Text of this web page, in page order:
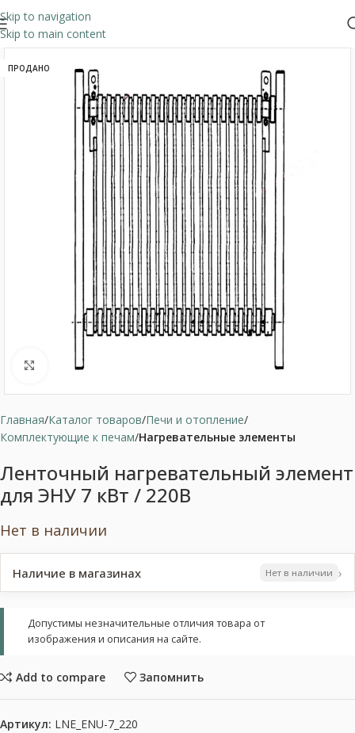
Skip to navigation
Skip to main content
ПРОДАНО
Нажмите, чтобы увеличить
Главная Каталог товаров Печи и отопление
Комплектующие к печам Нагревательные элементы
Ленточный нагревательный элемент
для ЭНУ 7 кВт / 220В
Нет в наличии
Наличие в магазинах Нет в наличии ›
Допустимы незначительные отличия товара от
изображения и описания на сайте.
Add to compare Запомнить
Артикул: LNE_ENU-7_220